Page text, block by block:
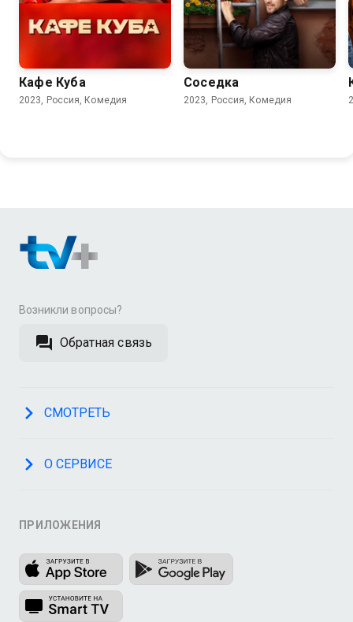
Кафе Куба
2023, Россия, Комедия
6.3
Соседка
2023, Россия, Комедия
Возникли вопросы?
Обратная связь
СМОТРЕТЬ
О СЕРВИСЕ
ПРИЛОЖЕНИЯ